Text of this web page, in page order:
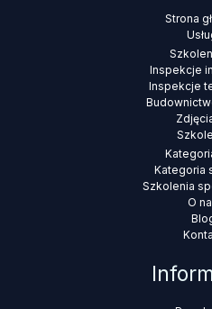
Strona
Inspekcje
Inspekcje
Kategoria
Szkolenia
O